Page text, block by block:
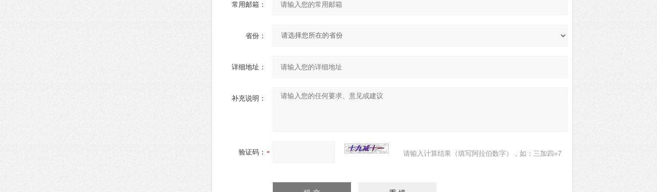
常用邮箱：
省份：
详细地址：
补充说明：
验证码： 请输入计算结果（填写阿拉伯数字），如：三加四=7